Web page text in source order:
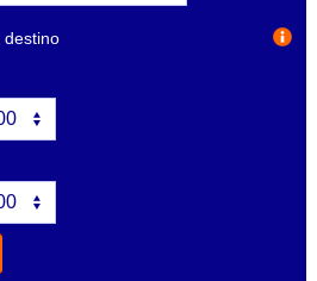
destino